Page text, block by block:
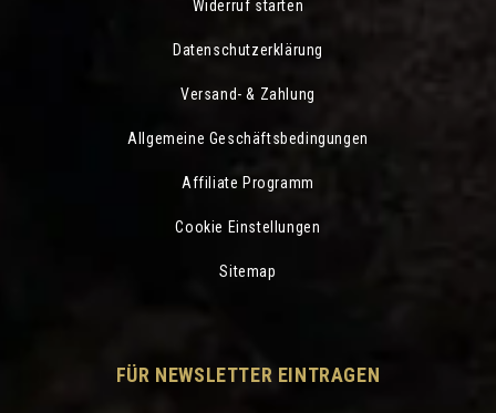
Widerruf starten
Datenschutzerklärung
Versand- & Zahlung
Allgemeine Geschäftsbedingungen
Affiliate Programm
Cookie Einstellungen
Sitemap
FÜR NEWSLETTER EINTRAGEN